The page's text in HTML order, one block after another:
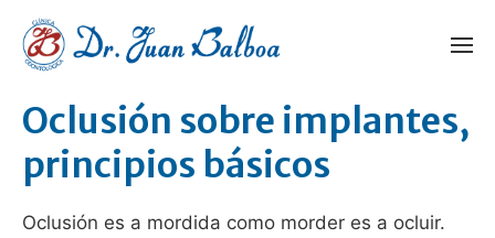
Oclusión sobre implantes,
principios básicos
Oclusión es a mordida como morder es a ocluir.